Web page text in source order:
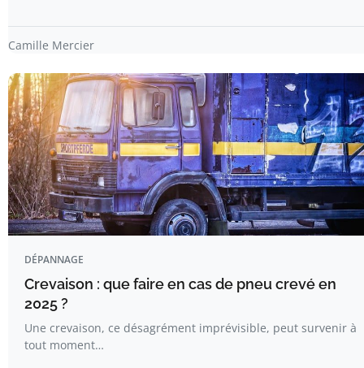
Camille Mercier
DÉPANNAGE
Crevaison : que faire en cas de pneu crevé en
2025 ?
Une crevaison, ce désagrément imprévisible, peut survenir à
tout moment…